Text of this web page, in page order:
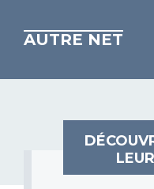
AUTRE NET